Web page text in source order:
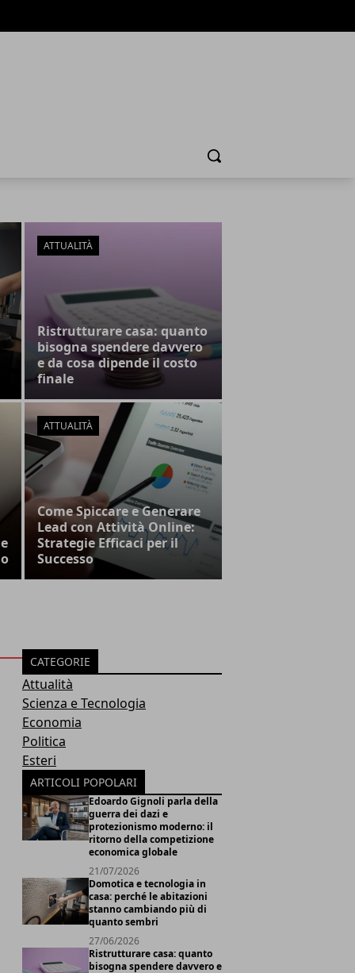
Cerca
ATTUALITÀ
Ristrutturare casa: quanto
bisogna spendere davvero
e da cosa dipende il costo
finale
ATTUALITÀ
Come Spiccare e Generare
Lead con Attività Online:
Strategie Efficaci per il
Successo
CATEGORIE
Attualità
Scienza e Tecnologia
Economia
Politica
Esteri
ARTICOLI POPOLARI
Edoardo Gignoli parla della
guerra dei dazi e
protezionismo moderno: il
ritorno della competizione
economica globale
21/07/2026
Domotica e tecnologia in
casa: perché le abitazioni
stanno cambiando più di
quanto sembri
27/06/2026
Ristrutturare casa: quanto
bisogna spendere davvero e